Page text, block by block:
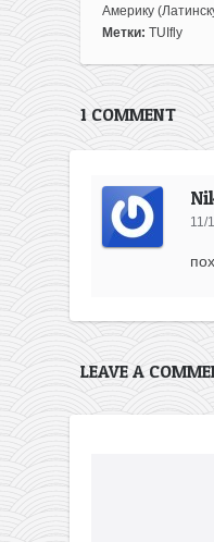
Америку
Метки: TUIfly
1 COMMENT
11/
LEAVE A